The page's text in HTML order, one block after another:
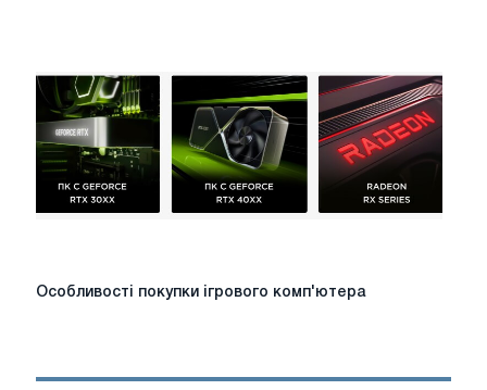
Macbook
Pro
Особливості
Особливості покупки ігрового комп'ютера